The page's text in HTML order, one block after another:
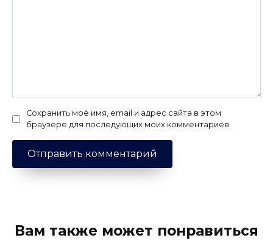
Сохранить моё имя, email и адрес сайта в этом
браузере для последующих моих комментариев.
Вам также может понравиться